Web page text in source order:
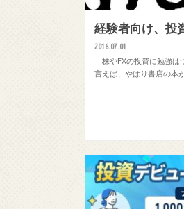
経験者向け、投
2016.07.01
株やFXの投資に勉強は
言えば、やはり書店の本